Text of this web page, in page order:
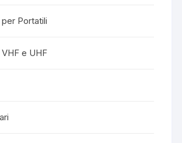
Portatili
e UHF